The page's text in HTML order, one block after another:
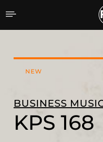
KPS 168
NEW
BUSINESS
KPS 168